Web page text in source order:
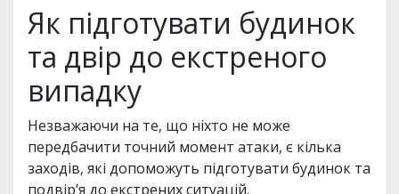
Як підготувати будинок
та двір до екстреного
випадку
Незважаючи на те, що ніхто не може
передбачити точний момент атаки, є кілька
заходів, які допоможуть підготувати будинок та
подвір’я до екстрених ситуацій.